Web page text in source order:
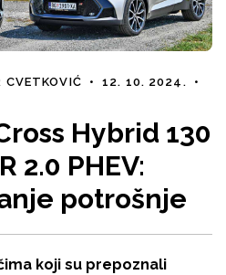
CVETKOVIĆ • 12. 10. 2024.
•
Hybrid 130
2.0 PHEV:
potrošnje
koji su prepoznali